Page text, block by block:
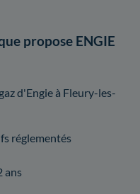
propose ENGIE
d'Engie à Fleury-les-
réglementés
ans